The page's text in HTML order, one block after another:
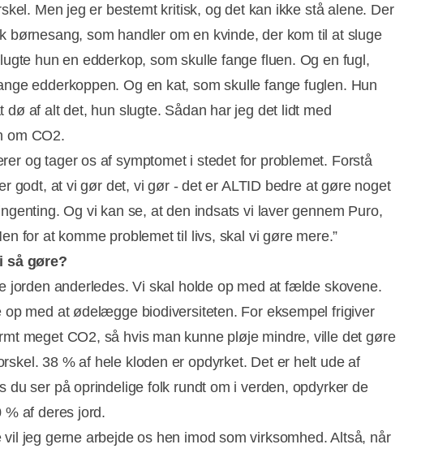
Men jeg er bestemt kritisk, og det kan ikke stå alene. Der
børnesang, som handler om en kvinde, der kom til at sluge
hun en edderkop, som skulle fange fluen. Og en fugl,
edderkoppen. Og en kat, som skulle fange fuglen. Hun
dø af alt det, hun slugte. Sådan har jeg det lidt med
om CO2.
og tager os af symptomet i stedet for problemet. Forstå
godt, at vi gør det, vi gør - det er ALTID bedre at gøre noget
Og vi kan se, at den indsats vi laver gennem Puro,
for at komme problemet til livs, skal vi gøre mere.”
så gøre?
jorden anderledes. Vi skal holde op med at fælde skovene.
op med at ødelægge biodiversiteten. For eksempel frigiver
meget CO2, så hvis man kunne pløje mindre, ville det gøre
38 % af hele kloden er opdyrket. Det er helt ude af
du ser på oprindelige folk rundt om i verden, opdyrker de
% af deres jord.
vil jeg gerne arbejde os hen imod som virksomhed. Altså, når